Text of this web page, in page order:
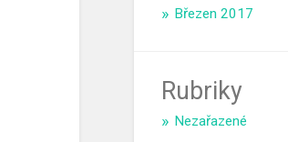
Březen 2017
Rubriky
Nezařazené